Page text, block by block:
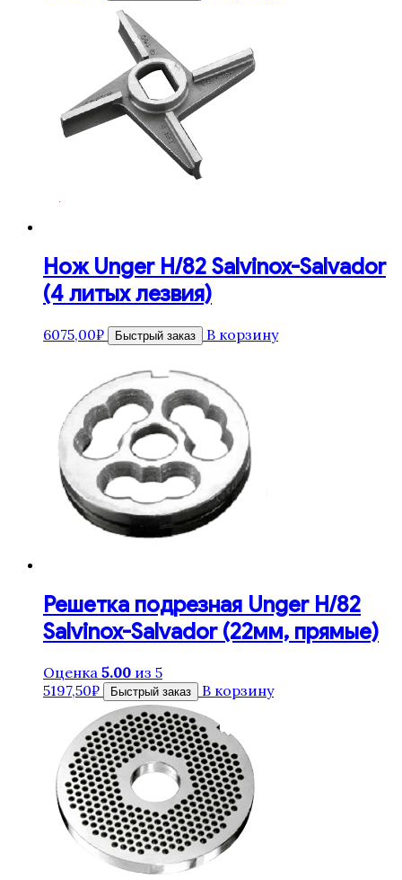
Нож Unger H/82 Salvinox-Salvador
(4 литых лезвия)
6075,00₽ Быстрый заказ В корзину
Решетка подрезная Unger H/82
Salvinox-Salvador (22мм, прямые)
Оценка 5.00 из 5
5197,50₽ Быстрый заказ В корзину